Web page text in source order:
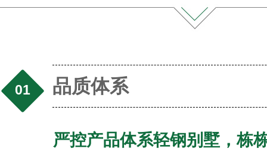
01 品质体系
严控产品体系轻钢别墅，栋